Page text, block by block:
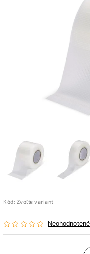
Kód: Zvoľte variant
Neohodnotené